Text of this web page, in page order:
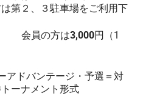
第２、３駐車場をご利用下
会員の方は3,000円（1
アドバンテージ・予選＝対
ーナメント形式